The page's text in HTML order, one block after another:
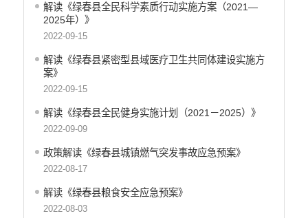
解读《绿春县全民科学素质行动实施方案（2021—
2025年）》
2022-09-15
解读《绿春县紧密型县域医疗卫生共同体建设实施方
案》
2022-09-15
解读《绿春县全民健身实施计划（2021－2025）》
2022-09-09
政策解读《绿春县城镇燃气突发事故应急预案》
2022-08-17
解读《绿春县粮食安全应急预案》
2022-08-03